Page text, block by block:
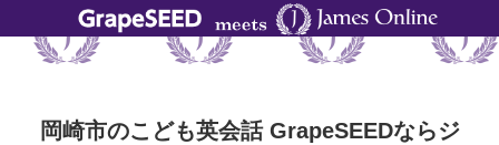
岡崎市のこども英会話 GrapeSEEDならジ